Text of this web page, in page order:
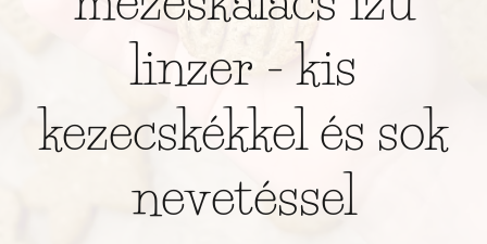
linzer - kis
kezecskékkel és sok
nevetéssel